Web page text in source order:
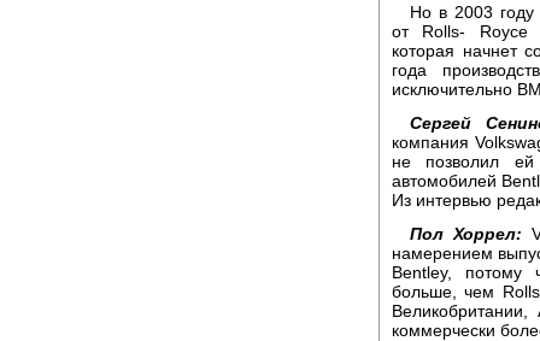
Но в 2003 году
от Rolls- Royce
которая начнет
года
исключительно
Сергей
компания
не позволил
автомобилей
Из интервью
Пол Хоррел:
намерением
Bentley, потому
больше, чем
коммерчески